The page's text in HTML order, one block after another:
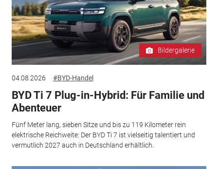
Bildergalerie
04.08.2026 #BYD-Handel
BYD Ti 7 Plug-in-Hybrid: Für Familie und
Abenteuer
Fünf Meter lang, sieben Sitze und bis zu 119 Kilometer rein
elektrische Reichweite: Der BYD Ti 7 ist vielseitig talentiert und
vermutlich 2027 auch in Deutschland erhältlich.